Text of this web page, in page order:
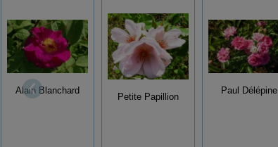
Alain Blanchard
Petite Papillion
Paul Délépine